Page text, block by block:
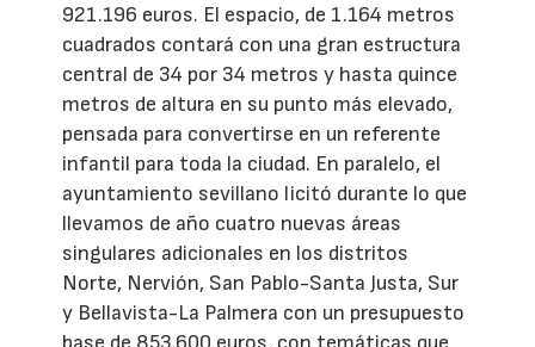
921.196 euros. El espacio, de 1.164 metros
cuadrados contará con una gran estructura
central de 34 por 34 metros y hasta quince
metros de altura en su punto más elevado,
pensada para convertirse en un referente
infantil para toda la ciudad. En paralelo, el
ayuntamiento sevillano licitó durante lo que
llevamos de año cuatro nuevas áreas
singulares adicionales en los distritos
Norte, Nervión, San Pablo-Santa Justa, Sur
y Bellavista-La Palmera con un presupuesto